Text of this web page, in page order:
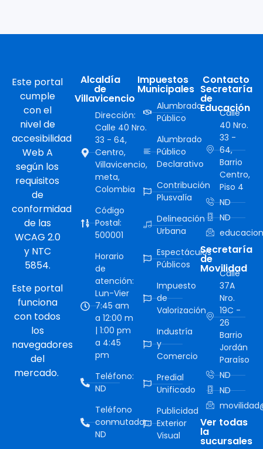
Este portal
cumple
con el
nivel de
accesibilidad
Web A
según los
requisitos
de
conformidad
de las
WCAG 2.0
y NTC
5854.
Este portal
funciona
con todos
los
navegadores
del
mercado.
Alcaldía
de
Villavicencio
Dirección:
Calle 40 Nro.
33 - 64,
Centro,
Villavicencio,
meta,
Colombia
Código
Postal:
500001
Horario
de
atención:
Lun-Vier
7:45 am
a 12:00 m
| 1:00 pm
a 4:45
pm
Teléfono:
ND
Teléfono
conmutador:
ND
Impuestos
Municipales
Alumbrado
Público
Alumbrado
Público
Declarativo
Contribución
Plusvalía
Delineación
Urbana
Espectáculos
Públicos
Impuesto
de
Valorización
Industría
y
Comercio
Predial
Unificado
Publicidad
Exterior
Visual
Contacto
Secretaría
de
Educación
Calle
40 Nro.
33 -
64,
Barrio
Centro,
Piso 4
ND
ND
Secretaría
de
Movilidad
Calle
37A
Nro.
19C -
26
Barrio
Jordán
Paraíso
ND
ND
Ver todas
la
sucursales